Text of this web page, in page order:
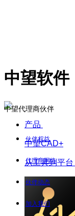
中望软件
产品
中望CAD+
从工具到平
中望代理商伙伴
伙伴权益
代理商网络
伙伴动态
加入我们